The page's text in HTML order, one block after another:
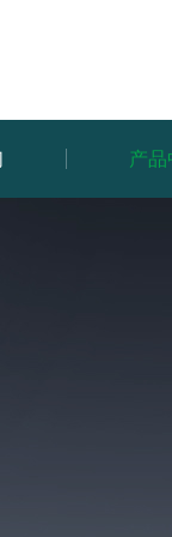
产品